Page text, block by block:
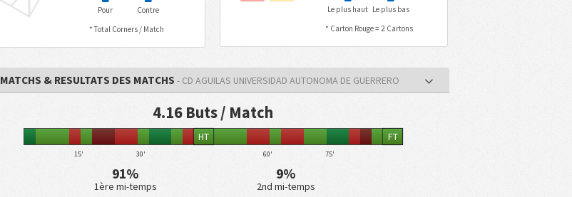
Pour
Contre
* Total Corners / Match
Le plus haut Le plus bas
* Carton Rouge = 2 Cartons
MATCHS & RESULTATS DES MATCHS - CD AGUILAS UNIVERSIDAD AUTONOMA DE GUERRERO
4.16 Buts / Match
15' 30'
HT
60' 75'
FT
91%
1ère mi-temps
9%
2nd mi-temps